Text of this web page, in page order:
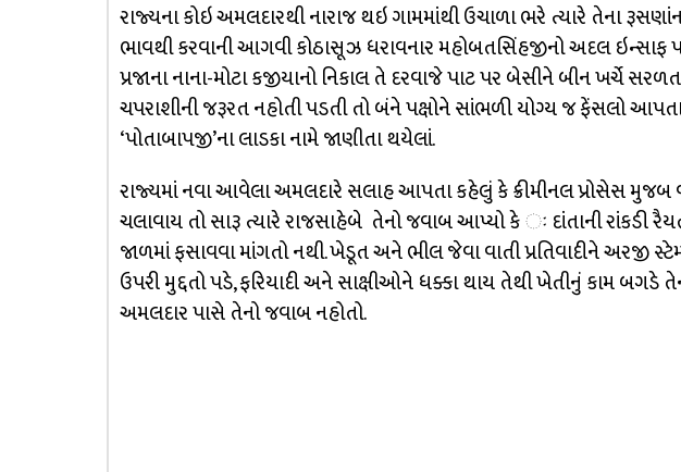
રાજ્યના કોઇ અમલદારથી નારાજ થઇ ગામમાંથી ઉચાળા ભરે ત્યારે તેના
ભાવથી કરવાની આગવી કોઠાસૂઝ ધરાવનાર મહોબતસિંહજીનો અદલ ઇન્સાફ
પ્રજાના નાના-મોટા કજીયાનો નિકાલ તે દરવાજે પાટ પર બેસીને બીન ખર્ચે
ચપરાશીની જરૂરત નહોતી પડતી તો બંને પક્ષોને સાંભળી યોગ્ય જ ફેંસલો
‘પોતાબાપજી’ના લાડકા નામે જાણીતા થયેલાં.
રાજ્યમાં નવા આવેલા અમલદારે સલાહ આપતા કહેલું કે ક્રીમીનલ પ્રોસેસ મુજબ
ચલાવાય તો સારૂ ત્યારે રાજસાહેબે તેનો જવાબ આપ્યો કે ઃ દાંતાની રાંકડી
જાળમાં ફસાવવા માંગતો નથી. ખેડૂત અને ભીલ જેવા વાતી પ્રતિવાદીને અરજી
ઉપરી મુદ્દતો પડે, ફરિયાદી અને સાક્ષીઓને ધક્કા થાય તેથી ખેતીનું કામ બગડે
અમલદાર પાસે તેનો જવાબ નહોતો.